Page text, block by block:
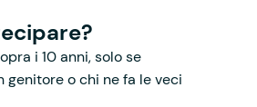
i 10 anni, solo se
genitore o chi ne fa le veci